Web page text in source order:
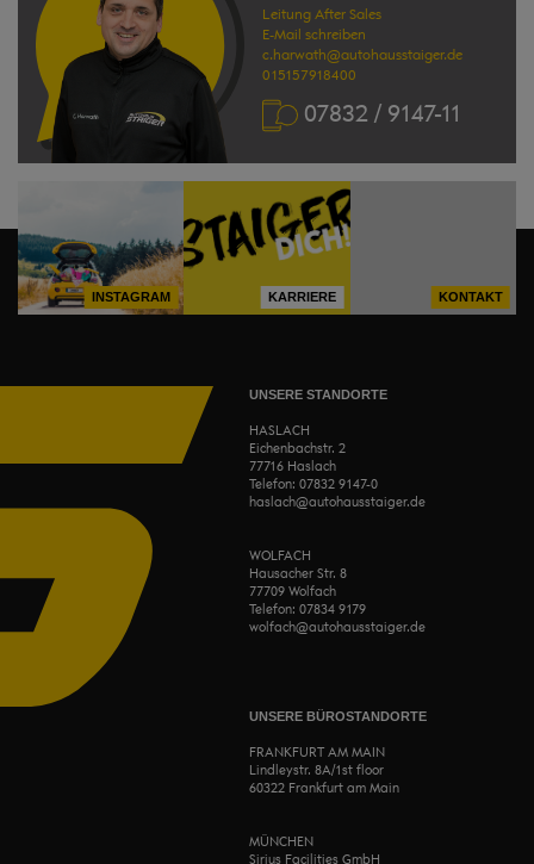
Leitung After Sales
E-Mail schreiben
c.harwath@autohausstaiger.de
015157918400
07832 / 9147-11
INSTAGRAM KARRIERE KONTAKT
UNSERE STANDORTE
HASLACH
Eichenbachstr. 2
77716 Haslach
Telefon:07832 9147-0
haslach@autohausstaiger.de
WOLFACH
Hausacher Str. 8
77709 Wolfach
Telefon:07834 9179
wolfach@autohausstaiger.de
UNSERE BÜROSTANDORTE
FRANKFURT AM MAIN
Lindleystr. 8A/1st floor
60322 Frankfurt am Main
MÜNCHEN
Sirius Facilities GmbH